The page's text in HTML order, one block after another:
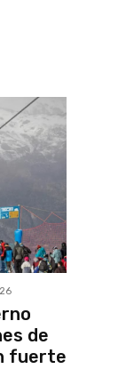
de
fuerte